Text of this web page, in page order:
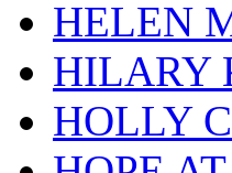
HELEN
HILARY
HOLLY